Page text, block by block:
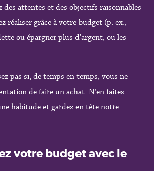
attentes et des objectifs raisonnables
réaliser grâce à votre budget (p. ex.,
ou épargner plus d’argent, ou les
pas si, de temps en temps, vous ne
de faire un achat. N’en faites
habitude et gardez en tête notre
votre budget avec le